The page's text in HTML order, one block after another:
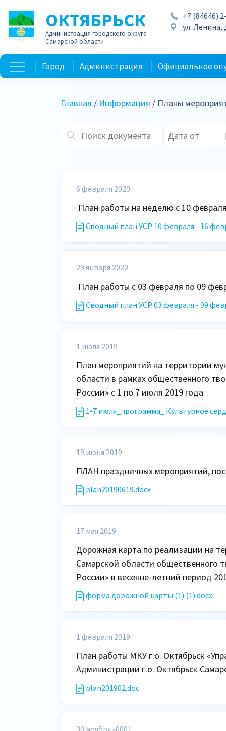
ОКТЯБРЬСК
Администрация городского округа
Самарской области
+7 (84646)
ул. Ленина,
Город Администрация Официальное
Главная / Информация / Планы
6 февраля 2020
Сводный план УСР 10 февраля - 16
29 января 2020
Сводный план УСР 03 февраля - 09
1 июля 2019
План мероприятий на территории
области в рамках общественного
России» с 1 по 7 июля 2019 года
1-7 июля_программа_ Культурное
19 июня 2019
ПЛАН праздничных мероприятий,
plan20190619.docx
17 мая 2019
Дорожная карта по реализации на
Самарской области общественного
форма дорожной карты (1) (1).docx
1 февраля 2019
План работы МКУ г.о. Октябрьск
Администрации г.о. Октябрьск
plan201902.doc
30 ноября -0001